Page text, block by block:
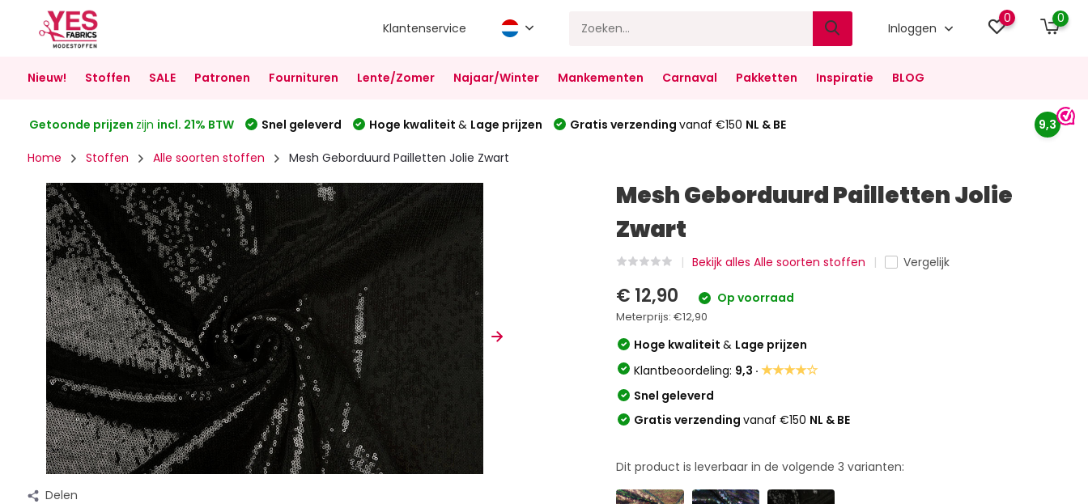
Klantenservice Inloggen
0 0
Nieuw! Stoffen SALE Patronen Fournituren Lente/Zomer Najaar/Winter Mankementen Carnaval Pakketten Inspiratie BLOG
Getoonde prijzen zijn incl. 21% BTW Snel geleverd Hoge kwaliteit & Lage prijzen Gratis verzending vanaf €150 NL & BE 9,3
Home Stoffen Alle soorten stoffen Mesh Geborduurd Pailletten Jolie Zwart
Delen
Mesh Geborduurd Pailletten Jolie
Zwart
Bekijk alles Alle soorten stoffen Vergelijk
€ 12,90 Op voorraad
Meterprijs:€12,90
Hoge kwaliteit& Lage prijzen
Klantbeoordeling: 9,3 ·★★★★☆
Snel geleverd
Gratis verzendingvanaf €150 NL & BE
Dit product is leverbaar in de volgende3 varianten: